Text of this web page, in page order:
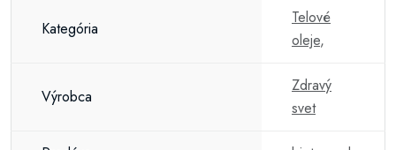
Kategória
Telové
oleje,
Výrobca
Zdravý
svet